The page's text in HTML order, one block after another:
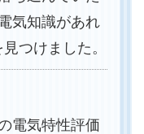
気知識があれ
つけました。
電気特性評価